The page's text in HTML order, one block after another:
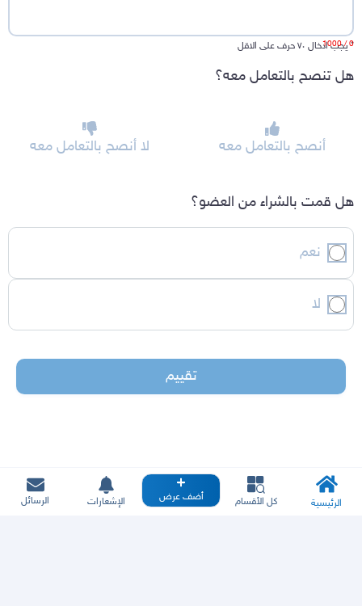
*يجب ادخال ٧٠ حرف على الاقل0
/ 1000
هل تنصح بالتعامل معه؟
أنصح بالتعامل معه لا أنصح بالتعامل معه
هل قمت بالشراء من العضو؟
نعم
لا
تقييم
الرئيسية كل الأقسام أضف عرض الإشعارات الرسائل